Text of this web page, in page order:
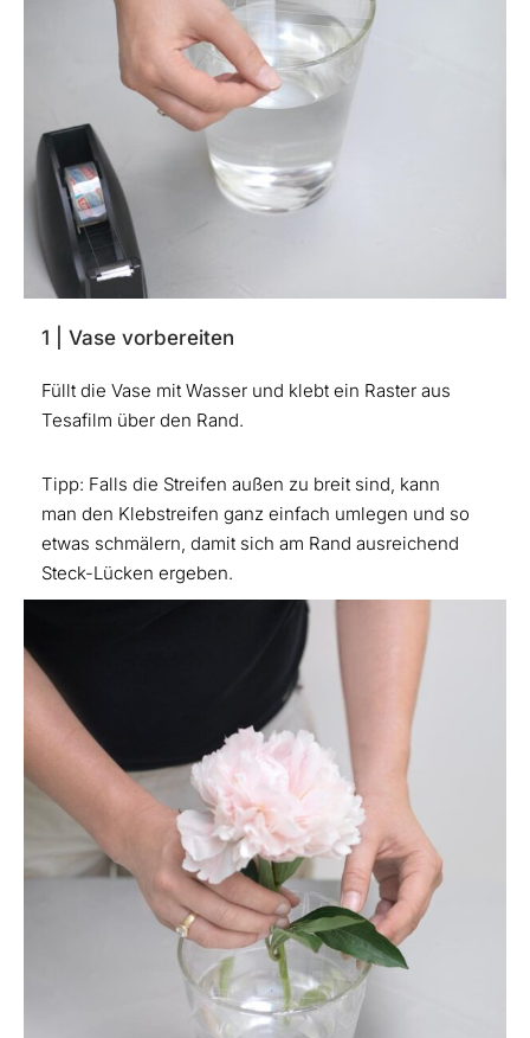
1 | Vase vorbereiten
Füllt die Vase mit Wasser und klebt ein Raster aus
Tesafilm über den Rand.
Tipp: Falls die Streifen außen zu breit sind, kann
man den Klebstreifen ganz einfach umlegen und so
etwas schmälern, damit sich am Rand ausreichend
Steck-Lücken ergeben.